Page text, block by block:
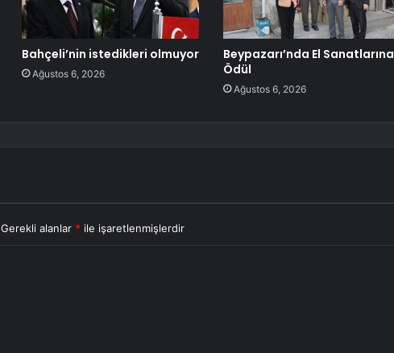
Bahçeli’nin istedikleri olmuyor
Ağustos 6, 2026
Beypazarı’nda El Sanatlarına
Ödül
Ağustos 6, 2026
Gerekli alanlar * ile işaretlenmişlerdir